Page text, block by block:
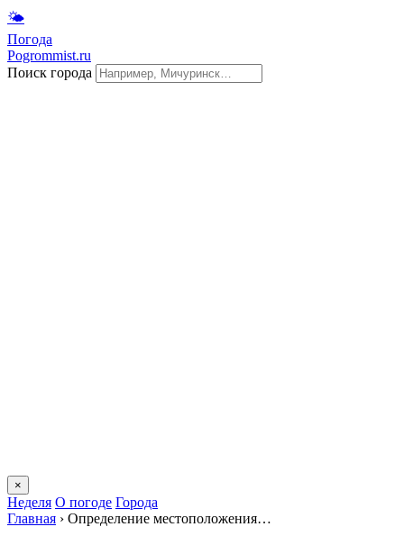
🌤
Погода
Pogrommist.ru
Поиск города
×
Неделя О погоде Города
Главная › Определение местоположения…